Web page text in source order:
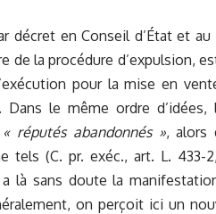
décret en Conseil d’État et au
de la procédure d’expulsion,
pour la mise en
le même ordre
« réputés abandonnés », alors
tels (C. pr. exéc., art. L. 433-
là sans doute la
on perçoit ici un